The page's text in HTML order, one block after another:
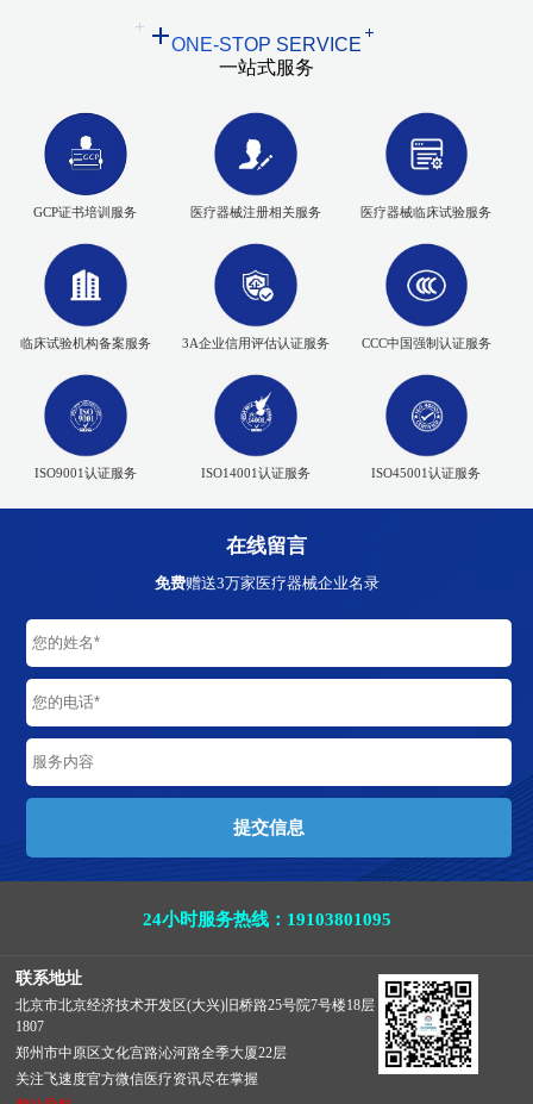
ONE-STOP SERVICE
一站式服务
GCP证书培训服务 医疗器械注册相关服务 医疗器械临床试验服务
临床试验机构备案服务 3A企业信用评估认证服务 CCC中国强制认证服务
ISO9001认证服务 ISO14001认证服务 ISO45001认证服务
在线留言
免费赠送3万家医疗器械企业名录
24小时服务热线：19103801095
联系地址
北京市北京经济技术开发区(大兴)旧桥路25号院7号楼18层
1807
郑州市中原区文化宫路沁河路全季大厦22层
关注飞速度官方微信医疗资讯尽在掌握